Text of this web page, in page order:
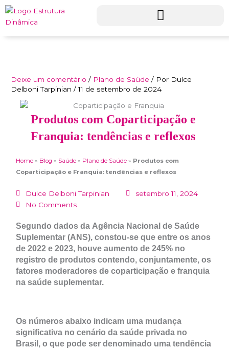
conteúdo
Deixe um comentário / Plano de Saúde / Por Dulce
Delboni Tarpinian/11 de setembro de 2024
Produtos com Coparticipação e
Franquia: tendências e reflexos
Home » Blog » Saúde » Plano de Saúde » Produtos com
Coparticipação e Franquia: tendências e reflexos
Dulce Delboni Tarpinian
setembro 11, 2024
No Comments
Segundo dados da Agência Nacional de Saúde
Suplementar (ANS), constou-se que entre os anos
de 2022 e 2023, houve aumento de 245% no
registro de produtos contendo, conjuntamente, os
fatores moderadores de coparticipação e franquia
na saúde suplementar.
Os números abaixo indicam uma mudança
significativa no cenário da saúde privada no
Brasil, o que pode ser denominado uma tendência